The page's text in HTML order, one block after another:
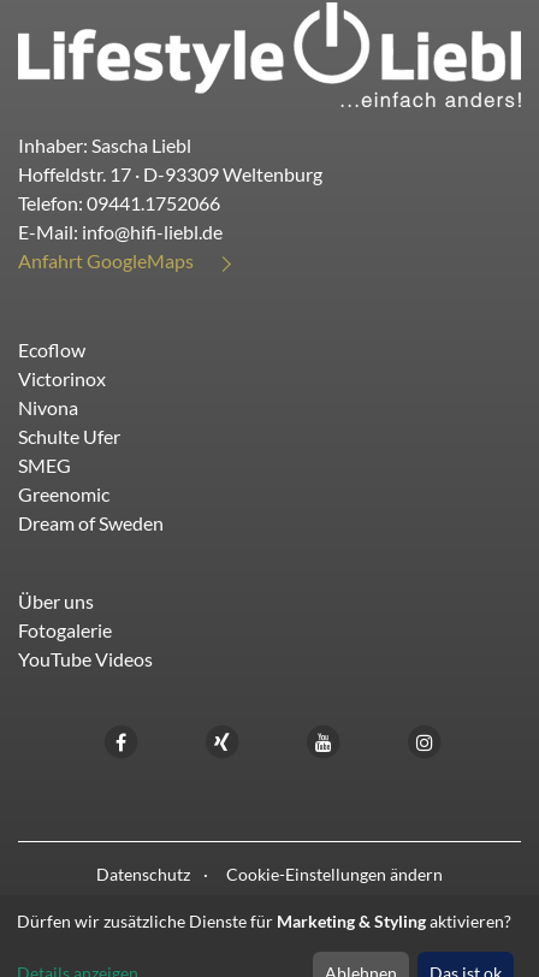
Inhaber: Sascha Liebl
Hoffeldstr. 17 · D-93309Weltenburg
Telefon: 09441.1752066
E-Mail: info@hifi-liebl.de
Anfahrt GoogleMaps
Ecoflow
Victorinox
Nivona
Schulte Ufer
SMEG
Greenomic
Dream of Sweden
Über uns
Fotogalerie
YouTube Videos
Datenschutz Cookie-Einstellungen ändern
Dürfen wir zusätzliche Dienste für Marketing & Stylingaktivieren?
Details anzeigen Ablehnen Das ist ok